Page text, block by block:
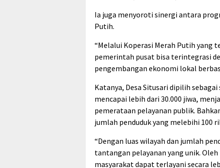
Ia juga menyoroti sinergi antara
Putih.
“Melalui Koperasi Merah Putih yang
pemerintah pusat bisa terintegrasi
pengembangan ekonomi lokal
Katanya, Desa Situsari dipilih
mencapai lebih dari 30.000 jiwa,
pemerataan pelayanan publik.
jumlah penduduk yang melebihi 100
“Dengan luas wilayah dan jumlah
tantangan pelayanan yang unik.
masyarakat dapat terlayani secara